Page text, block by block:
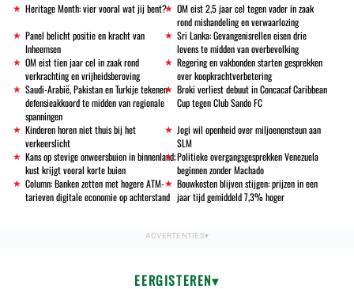
Heritage Month: vier vooral wat jij bent?
OM eist 2,5 jaar cel tegen vader in zaak
rond mishandeling en verwaarlozing
Panel belicht positie en kracht van
Inheemsen
Sri Lanka: Gevangenisrellen eisen drie
levens te midden van overbevolking
OM eist tien jaar cel in zaak rond
verkrachting en vrijheidsberoving
Regering en vakbonden starten gesprekken
over koopkrachtverbetering
Saudi-Arabië, Pakistan en Turkije tekenen
defensieakkoord te midden van regionale
spanningen
Broki verliest debuut in Concacaf Caribbean
Cup tegen Club Sando FC
Kinderen horen niet thuis bij het
verkeerslicht
Jogi wil openheid over miljoenensteun aan
SLM
Kans op stevige onweersbuien in binnenland;
kust krijgt vooral korte buien
Politieke overgangsgesprekken Venezuela
beginnen zonder Machado
Column: Banken zetten met hogere ATM-
tarieven digitale economie op achterstand
Bouwkosten blijven stijgen: prijzen in een
jaar tijd gemiddeld 7,3% hoger
EERGISTEREN